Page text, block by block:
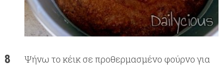
Ψήνω το κέικ σε προθερμασμένο φούρνο για